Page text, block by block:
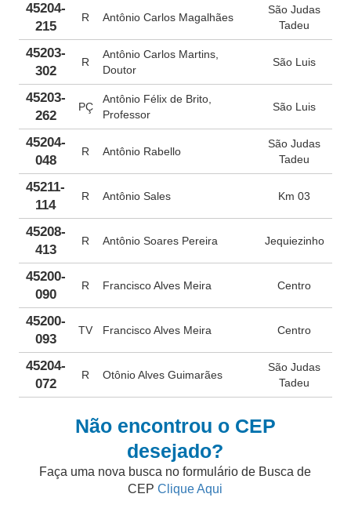
45204-
215
R Antônio Carlos Magalhães
São Judas
Tadeu
45203-
302
R
Antônio Carlos Martins,
Doutor
São Luis
45203-
262
PÇ
Antônio Félix de Brito,
Professor
São Luis
45204-
048
R Antônio Rabello
São Judas
Tadeu
45211-
114
R Antônio Sales Km 03
45208-
413
R Antônio Soares Pereira Jequiezinho
45200-
090
R Francisco Alves Meira Centro
45200-
093
TV Francisco Alves Meira Centro
45204-
072
R Otônio Alves Guimarães
São Judas
Tadeu
Não encontrou o CEP
desejado?
Faça uma nova busca no formulário de Busca de
CEPClique Aqui